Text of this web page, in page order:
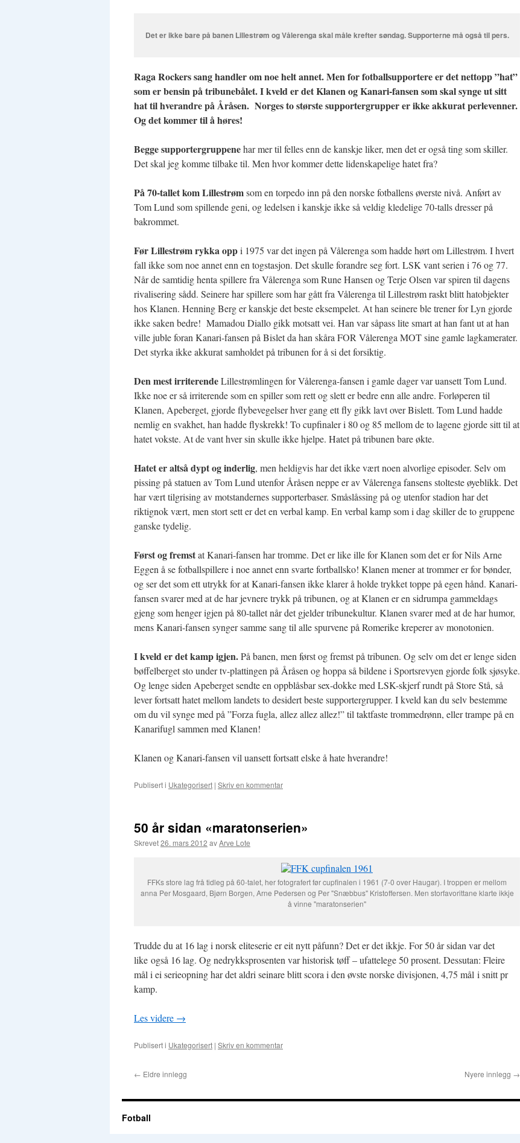
Det er ikke bare på banen Lillestrøm og Vålerenga skal måle krefter søndag. Supporterne må også til pers.
Raga Rockers sang handler om noe helt annet. Men for fotballsupportere er det nettopp ”hat”
som er bensin på tribunebålet. I kveld er det Klanen og Kanari-fansen som skal synge ut sitt
hat til hverandre på Åråsen. Norges to største supportergrupper er ikke akkurat perlevenner.
Og det kommer til å høres!
Begge supportergruppenehar mer til felles enn de kanskje liker, men det er også ting som skiller.
Det skal jeg komme tilbake til. Men hvor kommer dette lidenskapelige hatet fra?
På 70-tallet kom Lillestrømsom en torpedo inn på den norske fotballens øverste nivå. Anført av
Tom Lund som spillende geni, og ledelsen i kanskje ikke så veldig kledelige 70-talls dresser på
bakrommet.
Før Lillestrøm rykka oppi 1975 var det ingen på Vålerenga som hadde hørt om Lillestrøm. I hvert
fall ikke som noe annet enn en togstasjon. Det skulle forandre seg fort. LSK vant serien i 76 og 77.
Når de samtidig henta spillere fra Vålerenga som Rune Hansen og Terje Olsen var spiren til dagens
rivalisering sådd. Seinere har spillere som har gått fra Vålerenga til Lillestrøm raskt blitt hatobjekter
hos Klanen. Henning Berg er kanskje det beste eksempelet. At han seinere ble trener for Lyn gjorde
ikke saken bedre! Mamadou Diallo gikk motsatt vei. Han var såpass lite smart at han fant ut at han
ville juble foran Kanari-fansen på Bislet da han skåra FOR Vålerenga MOT sine gamle lagkamerater.
Det styrka ikke akkurat samholdet på tribunen for å si det forsiktig.
Den mest irriterendeLillestrømlingen for Vålerenga-fansen i gamle dager var uansett Tom Lund.
Ikke noe er så irriterende som en spiller som rett og slett er bedre enn alle andre. Forløperen til
Klanen, Apeberget, gjorde flybevegelser hver gang ett fly gikk lavt over Bislett. Tom Lund hadde
nemlig en svakhet, han hadde flyskrekk! To cupfinaler i 80 og 85 mellom de to lagene gjorde sitt til at
hatet vokste. At de vant hver sin skulle ikke hjelpe. Hatet på tribunen bare økte.
Hatet er altså dypt og inderlig, men heldigvis har det ikke vært noen alvorlige episoder. Selv om
pissing på statuen av Tom Lund utenfor Åråsen neppe er av Vålerenga fansens stolteste øyeblikk. Det
har vært tilgrising av motstandernes supporterbaser. Småslåssing på og utenfor stadion har det
riktignok vært, men stort sett er det en verbal kamp. En verbal kamp som i dag skiller de to gruppene
ganske tydelig.
Først og fremstat Kanari-fansen har tromme. Det er like ille for Klanen som det er for Nils Arne
Eggen å se fotballspillere i noe annet enn svarte fortballsko! Klanen mener at trommer er for bønder,
og ser det som ett utrykk for at Kanari-fansen ikke klarer å holde trykket toppe på egen hånd. Kanari-
fansen svarer med at de har jevnere trykk på tribunen, og at Klanen er en sidrumpa gammeldags
gjeng som henger igjen på 80-tallet når det gjelder tribunekultur. Klanen svarer med at de har humor,
mens Kanari-fansen synger samme sang til alle spurvene på Romerike kreperer av monotonien.
I kveld er det kamp igjen.På banen, men først og fremst på tribunen. Og selv om det er lenge siden
bøffelberget sto under tv-plattingen på Åråsen og hoppa så bildene i Sportsrevyen gjorde folk sjøsyke.
Og lenge siden Apeberget sendte en oppblåsbar sex-dokke med LSK-skjerf rundt på Store Stå, så
lever fortsatt hatet mellom landets to desidert beste supportergrupper. I kveld kan du selv bestemme
om du vil synge med på ”Forza fugla, allez allez allez!” til taktfaste trommedrønn, eller trampe på en
Kanarifugl sammen med Klanen!
Klanen og Kanari-fansen vil uansett fortsatt elske å hate hverandre!
Publisert i Ukategorisert | Skriv en kommentar
50 år sidan «maratonserien»
Skrevet26. mars 2012 avArve Lote
FFKs store lag frå tidleg på 60-talet, her fotografert før cupfinalen i 1961 (7-0 over Haugar). I troppen er mellom
anna Per Mosgaard, Bjørn Borgen, Arne Pedersen og Per "Snæbbus" Kristoffersen. Men storfavorittane klarte ikkje
å vinne "maratonserien"
Trudde du at 16 lag i norsk eliteserie er eit nytt påfunn? Det er det ikkje. For 50 år sidan var det
like også 16 lag. Og nedrykksprosenten var historisk tøff – ufattelege 50 prosent. Dessutan: Fleire
mål i ei serieopning har det aldri seinare blitt scora i den øvste norske divisjonen, 4,75 mål i snitt pr
kamp.
Les videre →
Publisert i Ukategorisert | Skriv en kommentar
← Eldre innlegg Nyere innlegg →
Fotball